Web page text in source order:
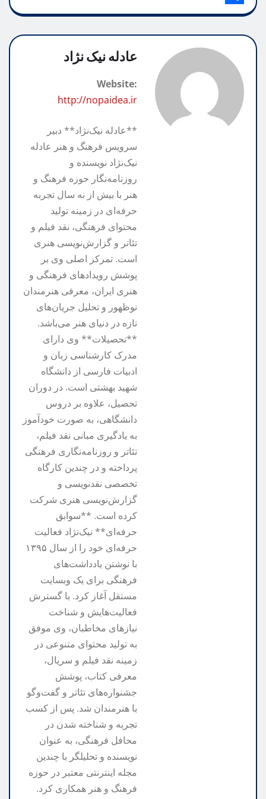
k
A
p
g
r
m
y
L
n
k
r
i
S
h
r
e
عادله نیک نژاد
Website:
http://nopaidea.ir
**عادله نیک‌نژاد** دبیر
سرویس فرهنگ و هنر عادله
نیک‌نژاد نویسنده و
روزنامه‌نگار حوزه فرهنگ و
هنر با بیش از نه سال تجربه
حرفه‌ای در زمینه تولید
محتوای فرهنگی، نقد فیلم و
تئاتر و گزارش‌نویسی هنری
است. تمرکز اصلی وی بر
پوشش رویدادهای فرهنگی و
هنری ایران، معرفی هنرمندان
نوظهور و تحلیل جریان‌های
تازه در دنیای هنر می‌باشد.
**تحصیلات** وی دارای
مدرک کارشناسی زبان و
ادبیات فارسی از دانشگاه
شهید بهشتی است. در دوران
تحصیل، علاوه بر دروس
دانشگاهی، به صورت خودآموز
به یادگیری مبانی نقد فیلم،
تئاتر و روزنامه‌نگاری فرهنگی
پرداخته و در چندین کارگاه
تخصصی نقدنویسی و
گزارش‌نویسی هنری شرکت
کرده است. **سوابق
حرفه‌ای** نیک‌نژاد فعالیت
حرفه‌ای خود را از سال ۱۳۹۵
با نوشتن یادداشت‌های
فرهنگی برای یک وبسایت
مستقل آغاز کرد. با گسترش
فعالیت‌هایش و شناخت
نیازهای مخاطبان، وی موفق
به تولید محتوای متنوعی در
زمینه نقد فیلم و سریال،
معرفی کتاب، پوشش
جشنواره‌های تئاتر و گفت‌وگو
با هنرمندان شد. پس از کسب
تجربه و شناخته شدن در
محافل فرهنگی، به عنوان
نویسنده و تحلیلگر با چندین
مجله اینترنتی معتبر در حوزه
فرهنگ و هنر همکاری کرد.